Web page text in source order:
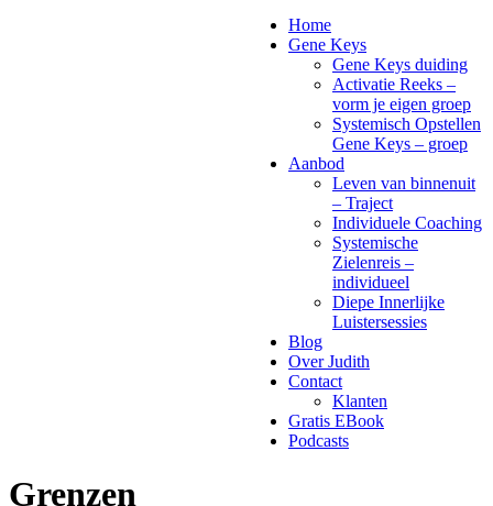
Home
Gene Keys
Gene Keys duiding
Activatie Reeks –
vorm je eigen groep
Systemisch Opstellen
Gene Keys – groep
Aanbod
Leven van binnenuit
– Traject
Individuele Coaching
Systemische
Zielenreis –
individueel
Diepe Innerlijke
Luistersessies
Blog
Over Judith
Contact
Klanten
Gratis EBook
Podcasts
Grenzen